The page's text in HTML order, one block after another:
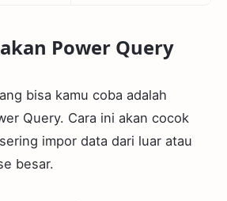
Power Query
bisa kamu coba adalah
Query. Cara ini akan cocok
impor data dari luar atau
besar.